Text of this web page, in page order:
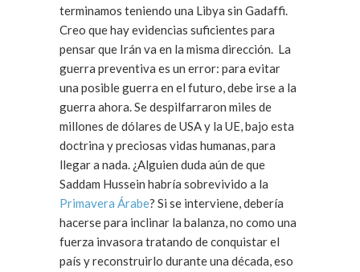
terminamos teniendo una Libya sin Gadaffi.
Creo que hay evidencias suficientes para
pensar que Irán va en la misma dirección. La
guerra preventiva es un error: para evitar
una posible guerra en el futuro, debe irse a la
guerra ahora. Se despilfarraron miles de
millones de dólares de USA y la UE, bajo esta
doctrina y preciosas vidas humanas, para
llegar a nada. ¿Alguien duda aún de que
Saddam Hussein habría sobrevivido a la
Primavera Árabe? Si se interviene, debería
hacerse para inclinar la balanza, no como una
fuerza invasora tratando de conquistar el
país y reconstruirlo durante una década, eso